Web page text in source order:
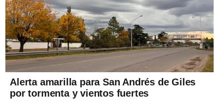
Alerta amarilla para San Andrés de Giles
por tormenta y vientos fuertes